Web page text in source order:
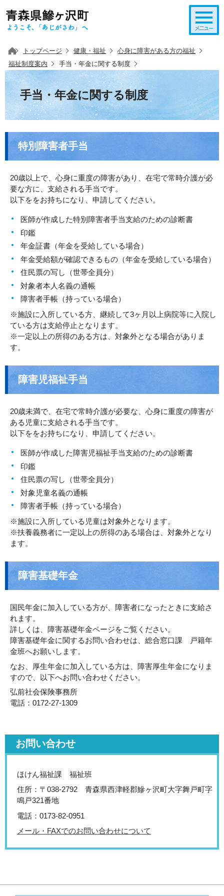
トップページ 健康・福祉
心身に障害がある方の福祉
福祉制度案内
手当・年金に関する制度
手当・年金に関する制度
特別障害者手当
20歳以上で、心身に重度の障害があり、在宅で常時介護が必
要な方に、支給される手当です。
以下ををお持ちになり、申請してください。
医師が作成した特別障害者手当支給のための診断書
印鑑
年金証書（年金を受給している場合）
年金受給額が確認できるもの（年金を受給している場合）
住民票の写し（世帯全員分）
対象者本人名義の通帳
障害者手帳（持っている場合）
※施設に入所している方、継続して3ヶ月以上病院等に入院し
ている方は支給停止となります。
※一定以上の所得のある方は、対象外となる場合がありま
す。
障害児福祉手当
20歳未満で、在宅で常時介護が必要な、心身に重度の障害が
ある児童に支給される手当です。
以下ををお持ちになり、申請してください。
医師が作成した障害児福祉手当支給のための診断書
印鑑
住民票の写し（世帯全員分）
対象児童名義の通帳
障害者手帳（持っている場合）
※施設に入所している児童は対象外となります。
※扶養義務者に一定以上の所得のある場合は、対象外となり
ます。
障害基礎年金
国民年金に加入している方が、障害者になったときに支給さ
れます。
詳しくは、障害基礎年金ページをご覧ください。
障害基礎年金に関するお問い合わせは、総合窓口課 戸籍年
金班へお願いします。
なお、厚生年金に加入している方は、障害厚生年金になりま
すので、以下へお問い合わせください。
弘前社会保険事務所
電話：0172-27-1309
お問い合わせ
ほけん福祉課 福祉班
住所：〒038-2792 青森県西津軽郡鰺ヶ沢町大字舞戸町字
鳴戸321番地
電話：0173-82-0951
メール・FAXでのお問い合わせについて